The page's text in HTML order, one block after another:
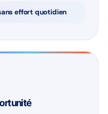
effort quotidien